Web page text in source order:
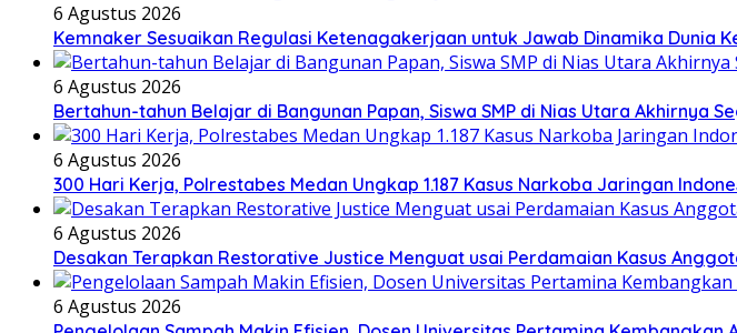
6 Agustus 2026
Kemnaker Sesuaikan Regulasi Ketenagakerjaan untuk Jawab Dinamika Dunia
6 Agustus 2026
Bertahun-tahun Belajar di Bangunan Papan, Siswa SMP di Nias Utara Akhirnya
6 Agustus 2026
300 Hari Kerja, Polrestabes Medan Ungkap 1.187 Kasus Narkoba Jaringan
6 Agustus 2026
Desakan Terapkan Restorative Justice Menguat usai Perdamaian Kasus
6 Agustus 2026